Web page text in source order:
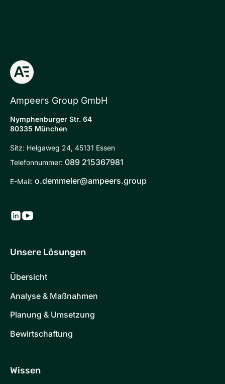
Ampeers Group GmbH
Nymphenburger Str. 64
80335 München
Sitz: Helgaweg 24, 45131 Essen
Telefonnummer: 089 215367981
E-Mail: o.demmeler@ampeers.group
Unsere Lösungen
Übersicht
Analyse & Maßnahmen
Planung & Umsetzung
Bewirtschaftung
Wissen